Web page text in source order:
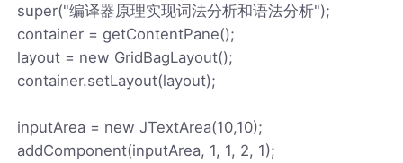
super("编译器原理实现词法分析和语法分析");
container = getContentPane();
layout = new GridBagLayout();
container.setLayout(layout);
inputArea = new JTextArea(10,10);
addComponent(inputArea, 1, 1, 2, 1);